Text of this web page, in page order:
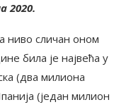
2020.
ниво сличан оном
била је највећа у
(два милиона
(један милион